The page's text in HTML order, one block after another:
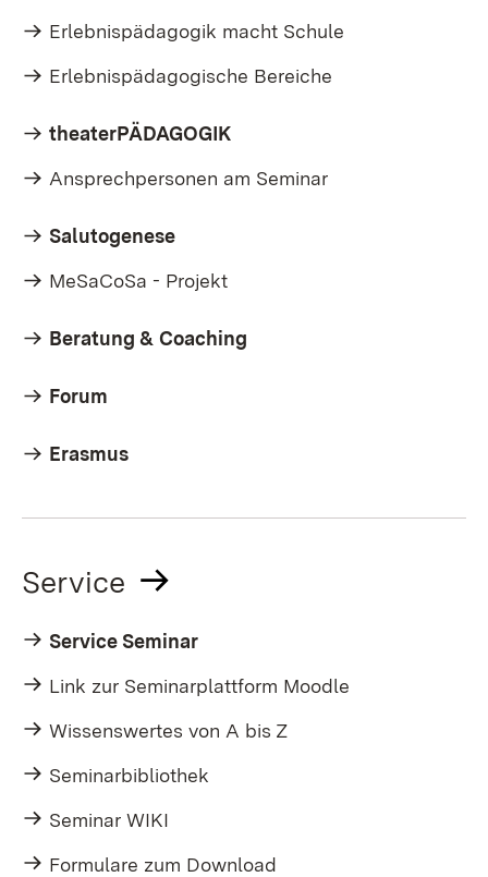
Erlebnispädagogik macht Schule
Erlebnispädagogische Bereiche
theaterPÄDAGOGIK
Ansprechpersonen am Seminar
Salutogenese
MeSaCoSa - Projekt
Beratung & Coaching
Forum
Erasmus
Service
Service Seminar
Link zur Seminarplattform Moodle
Wissenswertes von A bis Z
Seminarbibliothek
Seminar WIKI
Formulare zum Download